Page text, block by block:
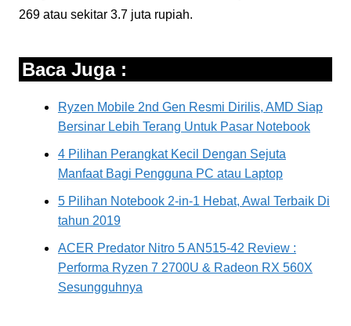
269 atau sekitar 3.7 juta rupiah.
Baca Juga :
Ryzen Mobile 2nd Gen Resmi Dirilis, AMD Siap
Bersinar Lebih Terang Untuk Pasar Notebook
4 Pilihan Perangkat Kecil Dengan Sejuta
Manfaat Bagi Pengguna PC atau Laptop
5 Pilihan Notebook 2-in-1 Hebat, Awal Terbaik Di
tahun 2019
ACER Predator Nitro 5 AN515-42 Review :
Performa Ryzen 7 2700U & Radeon RX 560X
Sesungguhnya